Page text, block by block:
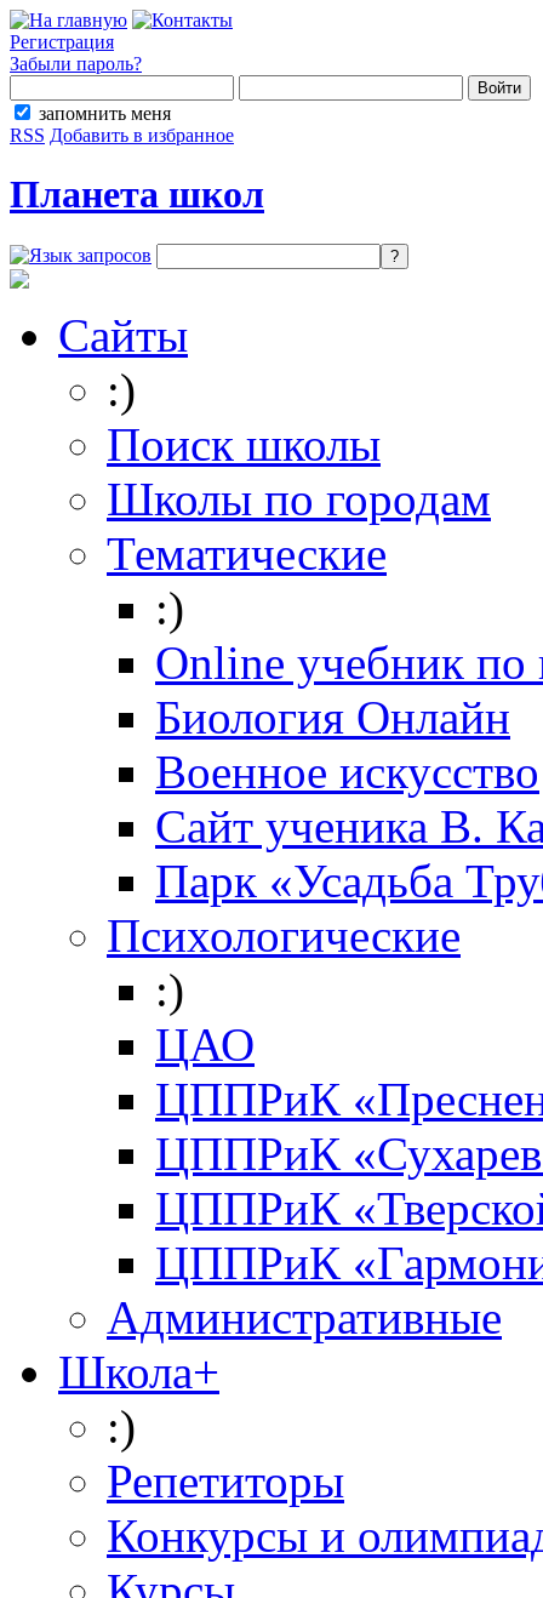
Регистрация
Забыли пароль?
запомнить меня
RSS Добавить в избранное
Планета школ
Сайты
:)
Поиск школы
Школы по городам
Тематические
:)
Online учебник по
Биология Онлайн
Военное искусство
Cайт ученика В.
Парк «Усадьба
Психологические
:)
ЦАО
ЦППРиК
ЦППРиК
ЦППРиК
ЦППРиК
Административные
Школа+
:)
Репетиторы
Конкурсы и